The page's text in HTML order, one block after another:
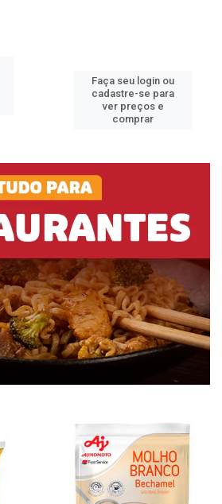
Faça seu login ou
cadastre-se para
ver preços e
comprar